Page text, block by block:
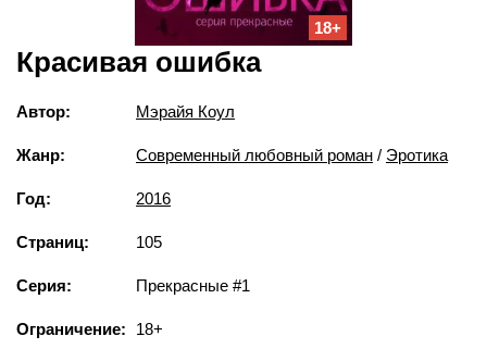
18+
Красивая ошибка
Автор: Мэрайя Коул
Жанр: Современный любовный роман / Эротика
Год: 2016
Страниц: 105
Серия: Прекрасные #1
Ограничение: 18+